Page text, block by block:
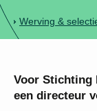
Werving &
Voor Stichting
wij een